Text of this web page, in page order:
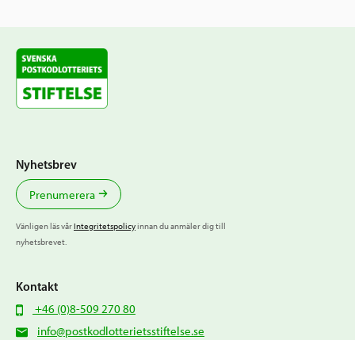
Nyhetsbrev
Prenumerera
Vänligen läs vårIntegritetspolicyinnan du anmäler dig till
nyhetsbrevet.
Kontakt
+46 (0)8-509 270 80
info@postkodlotterietsstiftelse.se